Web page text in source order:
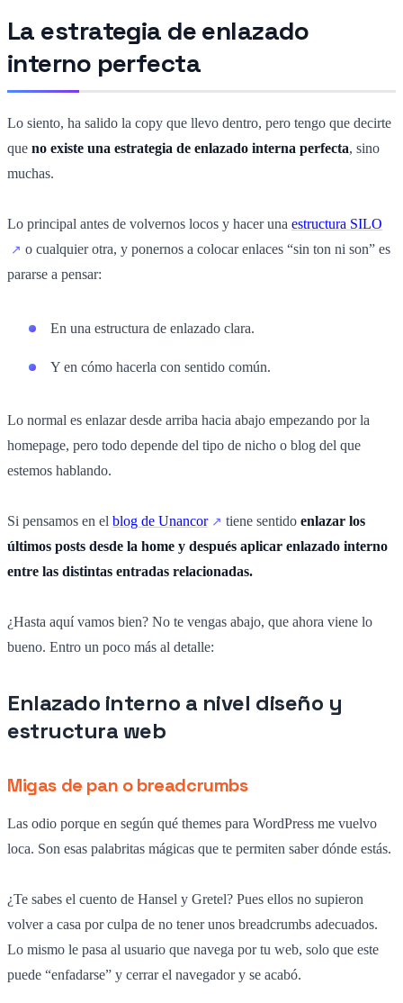
La estrategia de enlazado
interno perfecta
Lo siento, ha salido la copy que llevo dentro, pero tengo que decirte
que no existe una estrategia de enlazado interna perfecta, sino
muchas.
Lo principal antes de volvernos locos y hacer una estructura SILO
o cualquier otra, y ponernos a colocar enlaces “sin ton ni son” es
pararse a pensar:
En una estructura de enlazado clara.
Y en cómo hacerla con sentido común.
Lo normal es enlazar desde arriba hacia abajo empezando por la
homepage, pero todo depende del tipo de nicho o blog del que
estemos hablando.
Si pensamos en el blog de Unancor tiene sentido enlazar los
últimos posts desde la home y después aplicar enlazado interno
entre las distintas entradas relacionadas.
¿Hasta aquí vamos bien? No te vengas abajo, que ahora viene lo
bueno. Entro un poco más al detalle:
Enlazado interno a nivel diseño y
estructura web
Migas de pan o breadcrumbs
Las odio porque en según qué themes para WordPress me vuelvo
loca. Son esas palabritas mágicas que te permiten saber dónde estás.
¿Te sabes el cuento de Hansel y Gretel? Pues ellos no supieron
volver a casa por culpa de no tener unos breadcrumbs adecuados.
Lo mismo le pasa al usuario que navega por tu web, solo que este
puede “enfadarse” y cerrar el navegador y se acabó.